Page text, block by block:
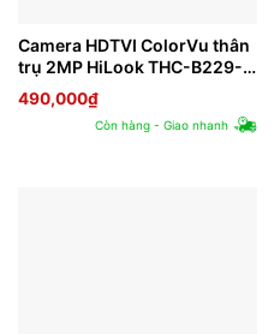
Camera HDTVI ColorVu thân
trụ 2MP HiLook THC-B229-
M
490,000₫
Còn hàng - Giao nhanh